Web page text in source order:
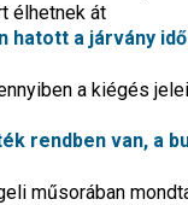
élhetnek át
hatott a járvány
a kiégés
rendben van, a
műsorában